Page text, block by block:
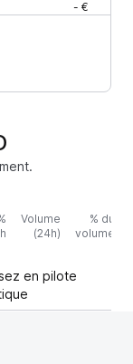
- €
Volume
(24h)
% du
volume
en pilote